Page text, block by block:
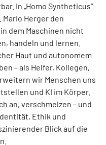
In „Homo Syntheticus“
Herger den
dem Maschinen nicht
handeln und lernen.
Haut und autonomem
– als Helfer, Kollegen,
wir Menschen uns
und KI im Körper.
an, verschmelzen – und
Ethik und
Blick auf die